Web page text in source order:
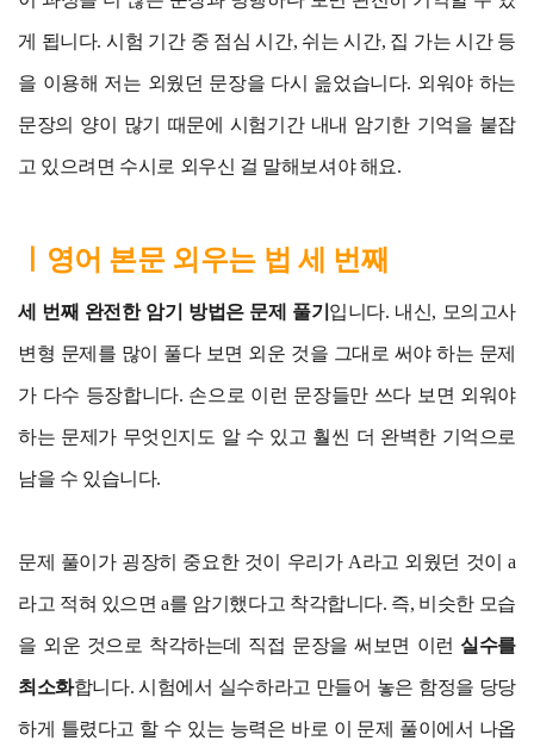
게 됩니다. 시험 기간 중 점심 시간, 쉬는 시간, 집 가는 시간 등
을 이용해 저는 외웠던 문장을 다시 읊었습니다. 외워야 하는
문장의 양이 많기 때문에 시험기간 내내 암기한 기억을 붙잡
고 있으려면 수시로 외우신 걸 말해보셔야 해요.
ㅣ영어 본문 외우는 법 세 번째
세 번째 완전한 암기 방법은 문제 풀기 입니다. 내신, 모의고사
변형 문제를 많이 풀다 보면 외운 것을 그대로 써야 하는 문제
가 다수 등장합니다. 손으로 이런 문장들만 쓰다 보면 외워야
하는 문제가 무엇인지도 알 수 있고 훨씬 더 완벽한 기억으로
남을 수 있습니다.
문제 풀이가 굉장히 중요한 것이 우리가 A라고 외웠던 것이 a
라고 적혀 있으면 a를 암기했다고 착각합니다. 즉, 비슷한 모습
을 외운 것으로 착각하는데 직접 문장을 써보면 이런 실수를
최소화합니다. 시험에서 실수하라고 만들어 놓은 함정을 당당
하게 틀렸다고 할 수 있는 능력은 바로 이 문제 풀이에서 나옵